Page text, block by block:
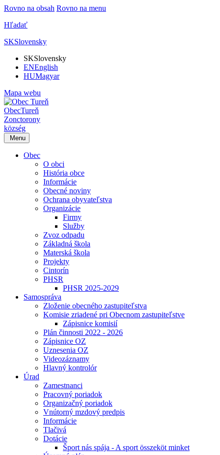
Rovno na obsah Rovno na menu
Hľadať
SKSlovensky
SKSlovensky
ENEnglish
HUMagyar
Mapa webu
ObecTureň
Zonctorony
község
Menu
Obec
O obci
História obce
Informácie
Obecné noviny
Ochrana obyvateľstva
Organizácie
Firmy
Služby
Zvoz odpadu
Základná škola
Materská škola
Projekty
Cintorín
PHSR
PHSR 2025-2029
Samospráva
Zloženie obecného zastupiteľstva
Komisie zriadené pri Obecnom zastupiteľstve
Zápisnice komisií
Plán činnosti 2022 - 2026
Zápisnice OZ
Uznesenia OZ
Videozáznamy
Hlavný kontrolór
Úrad
Zamestnanci
Pracovný poriadok
Organizačný poriadok
Vnútorný mzdový predpis
Informácie
Tlačivá
Dotácie
Šport nás spája - A sport összeköt minket